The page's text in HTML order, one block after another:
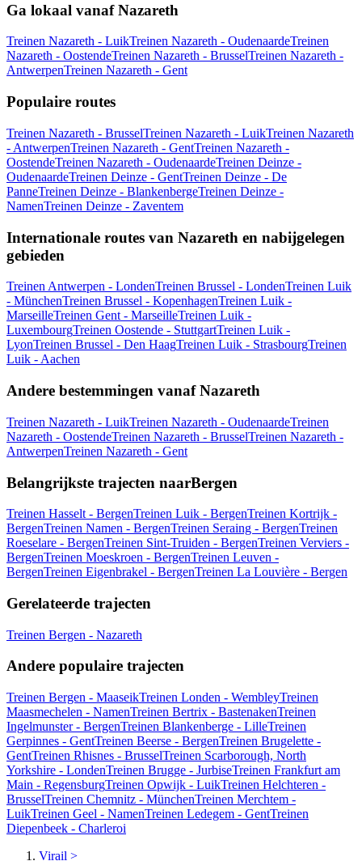
Ga lokaal vanaf Nazareth
Treinen Nazareth - LuikTreinen Nazareth - OudenaardeTreinen
Nazareth - OostendeTreinen Nazareth - BrusselTreinen Nazareth -
AntwerpenTreinen Nazareth - Gent
Populaire routes
Treinen Nazareth - BrusselTreinen Nazareth - LuikTreinen Nazareth
- AntwerpenTreinen Nazareth - GentTreinen Nazareth -
OostendeTreinen Nazareth - OudenaardeTreinen Deinze -
OudenaardeTreinen Deinze - GentTreinen Deinze - De
PanneTreinen Deinze - BlankenbergeTreinen Deinze -
NamenTreinen Deinze - Zaventem
Internationale routes van Nazareth en nabijgelegen
gebieden
Treinen Antwerpen - LondenTreinen Brussel - LondenTreinen Luik
- MünchenTreinen Brussel - KopenhagenTreinen Luik -
MarseilleTreinen Gent - MarseilleTreinen Luik -
LuxembourgTreinen Oostende - StuttgartTreinen Luik -
LyonTreinen Brussel - Den HaagTreinen Luik - StrasbourgTreinen
Luik - Aachen
Andere bestemmingen vanaf Nazareth
Treinen Nazareth - LuikTreinen Nazareth - OudenaardeTreinen
Nazareth - OostendeTreinen Nazareth - BrusselTreinen Nazareth -
AntwerpenTreinen Nazareth - Gent
Belangrijkste trajecten naarBergen
Treinen Hasselt - BergenTreinen Luik - BergenTreinen Kortrijk -
BergenTreinen Namen - BergenTreinen Seraing - BergenTreinen
Roeselare - BergenTreinen Sint-Truiden - BergenTreinen Verviers -
BergenTreinen Moeskroen - BergenTreinen Leuven -
BergenTreinen Eigenbrakel - BergenTreinen La Louvière - Bergen
Gerelateerde trajecten
Treinen Bergen - Nazareth
Andere populaire trajecten
Treinen Bergen - MaaseikTreinen Londen - WembleyTreinen
Maasmechelen - NamenTreinen Bertrix - BastenakenTreinen
Ingelmunster - BergenTreinen Blankenberge - LilleTreinen
Gerpinnes - GentTreinen Beerse - BergenTreinen Brugelette -
GentTreinen Rhisnes - BrusselTreinen Scarborough, North
Yorkshire - LondenTreinen Brugge - JurbiseTreinen Frankfurt am
Main - RegensburgTreinen Opwijk - LuikTreinen Helchteren -
BrusselTreinen Chemnitz - MünchenTreinen Merchtem -
LuikTreinen Geel - NamenTreinen Ledegem - GentTreinen
Diepenbeek - Charleroi
Virail >